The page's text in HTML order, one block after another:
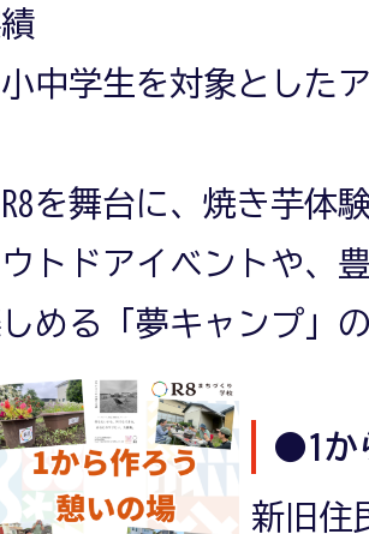
小中学生を対象とした
R8を舞台に、焼き芋体
トドアイベントや、
める「夢キャンプ」
●1か
新旧住